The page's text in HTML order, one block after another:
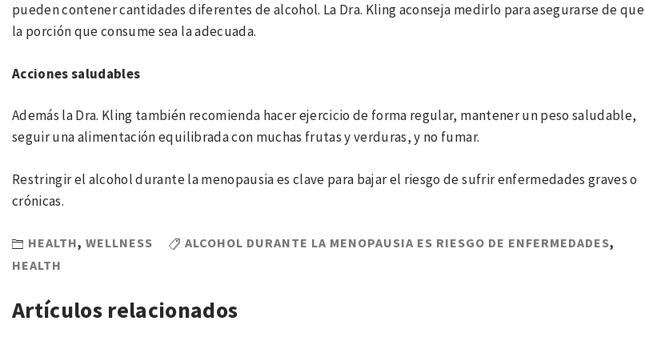
pueden contener cantidades diferentes de alcohol. La Dra. Kling aconseja medirlo para asegurarse de que
la porción que consume sea la adecuada.
Acciones saludables
Además la Dra. Kling también recomienda hacer ejercicio de forma regular, mantener un peso saludable,
seguir una alimentación equilibrada con muchas frutas y verduras, y no fumar.
Restringir el alcohol durante la menopausia es clave para bajar el riesgo de sufrir enfermedades graves o
crónicas.
HEALTH, WELLNESS ALCOHOL DURANTE LA MENOPAUSIA ES RIESGO DE ENFERMEDADES,
HEALTH
Artículos relacionados